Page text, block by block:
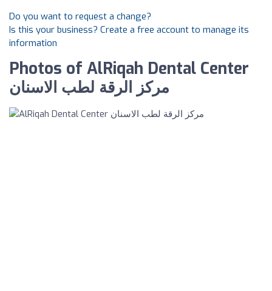
Do you want to request a change?
Is this your business? Create a free account to manage its
information
Photos of AlRiqah Dental Center
مركز الرقة لطب الاسنان